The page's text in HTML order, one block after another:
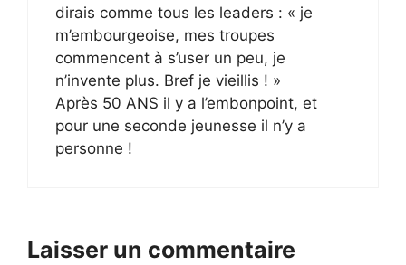
dirais comme tous les leaders : « je
m’embourgeoise, mes troupes
commencent à s’user un peu, je
n’invente plus. Bref je vieillis ! »
Après 50 ANS il y a l’embonpoint, et
pour une seconde jeunesse il n’y a
personne !
Laisser un commentaire